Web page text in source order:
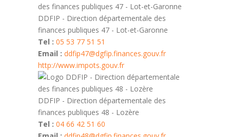
DDFIP - Direction départementale des
finances publiques 47 - Lot-et-Garonne
Tel : 05 53 77 51 51
Email : ddfip47@dgfip.finances.gouv.fr
http://www.impots.gouv.fr
DDFIP - Direction départementale des
finances publiques 48 - Lozère
Tel : 04 66 42 51 60